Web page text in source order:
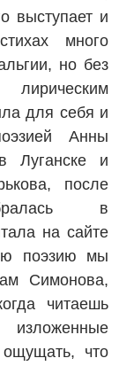
выступает и
много
но без
для себя и
Анны
Луганске и
после
в
на сайте
поэзию мы
Симонова,
читаешь
что